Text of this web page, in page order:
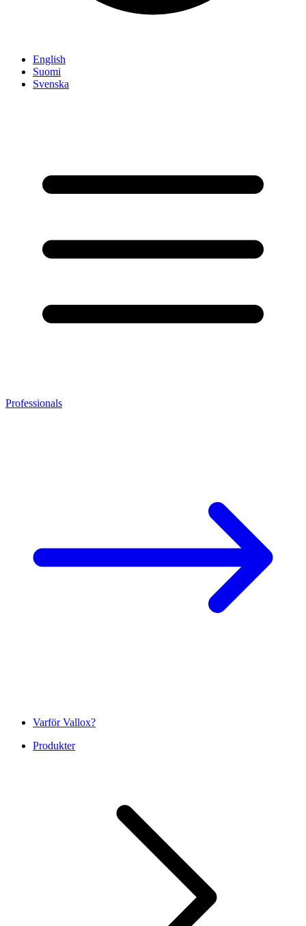
English
Suomi
Svenska
Professionals
Varför Vallox?
Produkter